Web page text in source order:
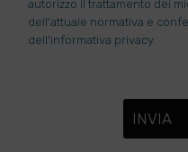
autorizzo il trattamento dei
dell'attuale normativa e
dell'informativa privacy.
INVIA